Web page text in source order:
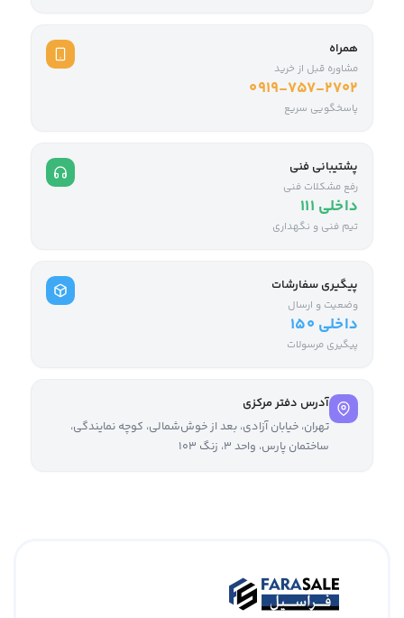
همراه
مشاوره قبل از خرید
0919-757-2702
پاسخگویی سریع
پشتیبانی فنی
رفع مشکلات فنی
داخلی ۱۱۱
تیم فنی و نگهداری
پیگیری سفارشات
وضعیت و ارسال
داخلی ۱۵۰
پیگیری مرسولات
آدرس دفتر مرکزی
تهران، خیابان آزادی، بعد از خوش‌شمالی، کوچه نمایندگی،
ساختمان پارس، واحد ۳، زنگ ۱۰۳